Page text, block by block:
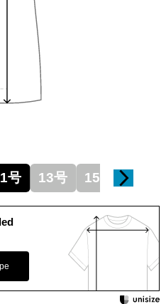
号 13号 15号